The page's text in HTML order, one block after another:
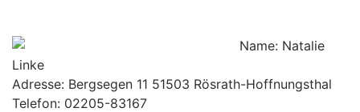
Name: Natalie
Linke
Adresse: Bergsegen 11 51503 Rösrath-Hoffnungsthal
Telefon: 02205-83167